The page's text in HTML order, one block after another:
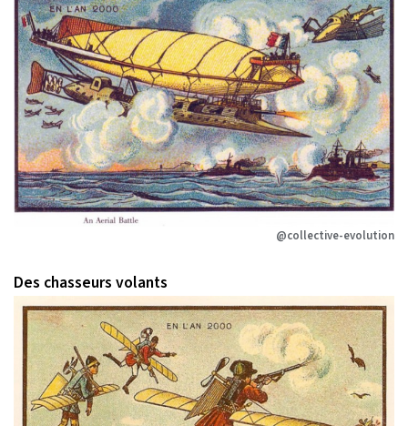
@collective-evolution
Des chasseurs volants